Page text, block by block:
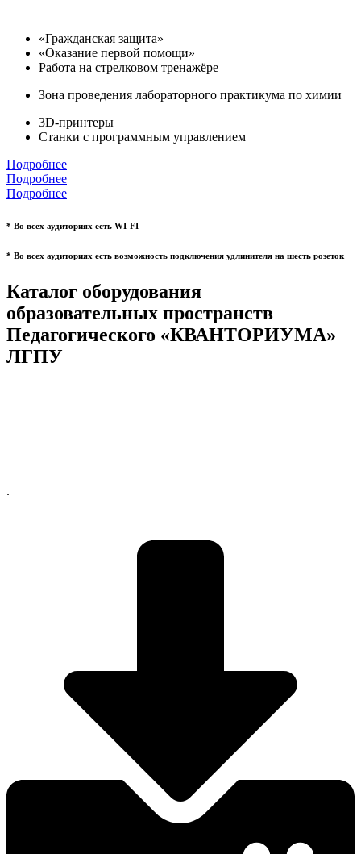
«Гражданская защита»
«Оказание первой помощи»
Работа на стрелковом тренажёре
Зона проведения лабораторного практикума по химии
3D-принтеры
Станки с программным управлением
Подробнее
Подробнее
Подробнее
* Во всех аудиториях есть WI-FI
* Во всех аудиториях есть возможность подключения удлинителя на шесть розеток
Каталог оборудования
образовательных пространств
Педагогического «КВАНТОРИУМА»
ЛГПУ
.